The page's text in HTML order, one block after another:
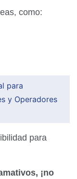
como:
para
y Operadores
para
¡no